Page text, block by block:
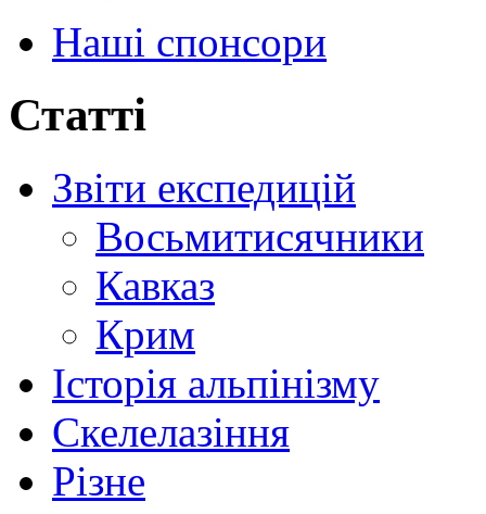
Наші спонсори
Статті
Звіти експедицій
Восьмитисячники
Кавказ
Крим
Історія альпінізму
Скелелазіння
Різне